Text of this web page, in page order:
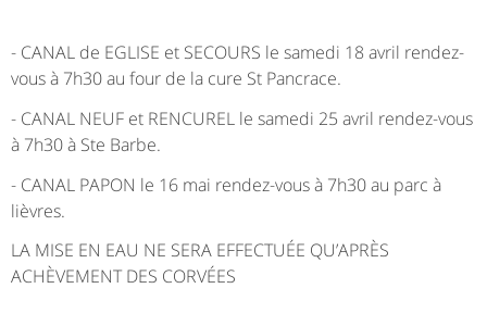
- CANAL de EGLISE et SECOURS le samedi 18 avril rendez-
vous à 7h30 au four de la cure St Pancrace.
- CANAL NEUF et RENCUREL le samedi 25 avril rendez-vous
à 7h30 à Ste Barbe.
- CANAL PAPON le 16 mai rendez-vous à 7h30 au parc à
lièvres.
LA MISE EN EAU NE SERA EFFECTUÉE QU’APRÈS
ACHÈVEMENT DES CORVÉES